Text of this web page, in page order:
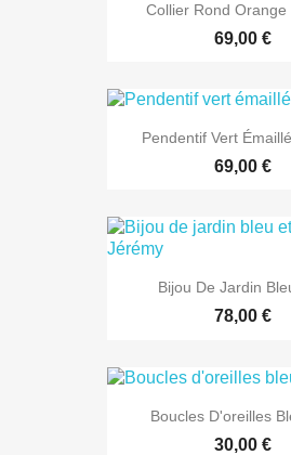
Collier Rond Orange
69,00 €
Pendentif Vert
69,00 €
Bijou De Jardin
78,00 €
Boucles D'oreilles
30,00 €